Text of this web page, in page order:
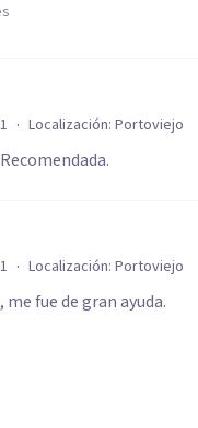
· Localización: Portoviejo
· Localización: Portoviejo
fue de gran ayuda.